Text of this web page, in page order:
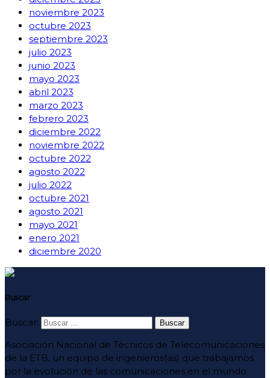
noviembre 2023
octubre 2023
septiembre 2023
julio 2023
junio 2023
mayo 2023
abril 2023
marzo 2023
febrero 2023
diciembre 2022
noviembre 2022
octubre 2022
agosto 2022
julio 2022
octubre 2021
agosto 2021
mayo 2021
enero 2021
diciembre 2020
Buscar
Buscar:
Asociación Nacional de Técnicos de Telecomunicaciones
de la ETB, un equipo de ingenieros(as) que trabajamos
por la evolución de las comunicaciones en el mundo.